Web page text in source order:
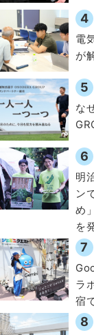
4
電
が
5
な
6
明
ン
め
を
7
ラ
宿
8